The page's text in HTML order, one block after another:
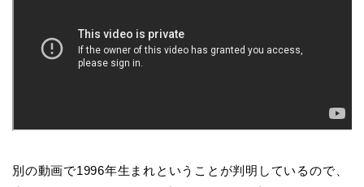
別の動画で1996年生まれということが判明しているので、